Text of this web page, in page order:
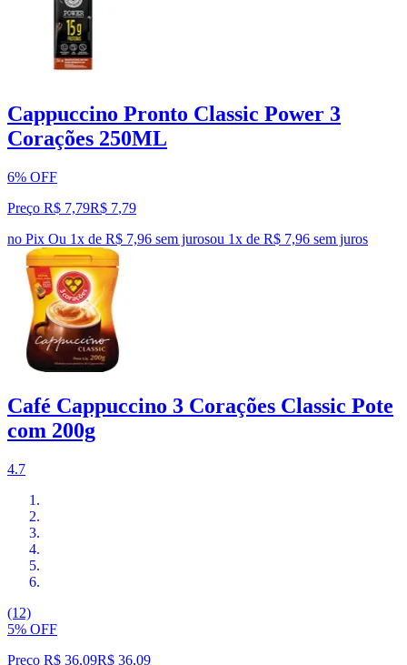
Cappuccino Pronto Classic Power 3
Corações 250ML
6% OFF
Preço R$ 7,79R$ 7,79
no Pix Ou 1x de R$ 7,96 sem jurosou 1x de R$ 7,96 sem juros
Café Cappuccino 3 Corações Classic Pote
com 200g
4.7
(12)
5% OFF
Preço R$ 36,09R$ 36,09